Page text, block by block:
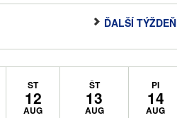
ĎALŠÍ TÝŽDEŇ
ST
12
AUG
ŠT
13
AUG
PI
14
AUG